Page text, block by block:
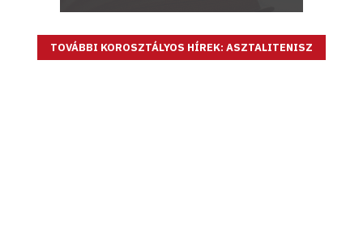
TOVÁBBI KOROSZTÁLYOS HÍREK: ASZTALITENISZ